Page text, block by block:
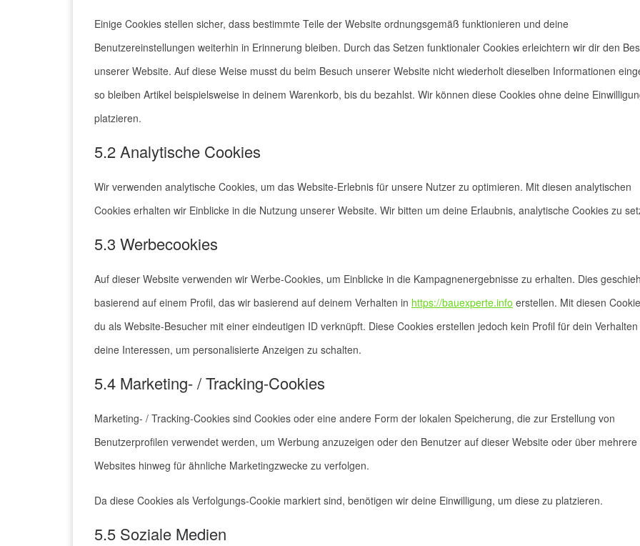
Einige Cookies stellen sicher, dass bestimmte Teile der Website ordnungsgemäß funktionieren und deine
Benutzereinstellungen weiterhin in Erinnerung bleiben. Durch das Setzen funktionaler Cookies erleichtern wir dir den
unserer Website. Auf diese Weise musst du beim Besuch unserer Website nicht wiederholt dieselben Informationen
so bleiben Artikel beispielsweise in deinem Warenkorb, bis du bezahlst. Wir können diese Cookies ohne deine
platzieren.
5.2 Analytische Cookies
Wir verwenden analytische Cookies, um das Website-Erlebnis für unsere Nutzer zu optimieren. Mit diesen analytischen
Cookies erhalten wir Einblicke in die Nutzung unserer Website. Wir bitten um deine Erlaubnis, analytische Cookies zu
5.3 Werbecookies
Auf dieser Website verwenden wir Werbe-Cookies, um Einblicke in die Kampagnenergebnisse zu erhalten. Dies
basierend auf einem Profil, das wir basierend auf deinem Verhalten in https://bauexperte.info erstellen. Mit diesen
du als Website-Besucher mit einer eindeutigen ID verknüpft. Diese Cookies erstellen jedoch kein Profil für dein
deine Interessen, um personalisierte Anzeigen zu schalten.
5.4 Marketing- / Tracking-Cookies
Marketing- / Tracking-Cookies sind Cookies oder eine andere Form der lokalen Speicherung, die zur Erstellung von
Benutzerprofilen verwendet werden, um Werbung anzuzeigen oder den Benutzer auf dieser Website oder über mehrere
Websites hinweg für ähnliche Marketingzwecke zu verfolgen.
Da diese Cookies als Verfolgungs-Cookie markiert sind, benötigen wir deine Einwilligung, um diese zu platzieren.
5.5 Soziale Medien